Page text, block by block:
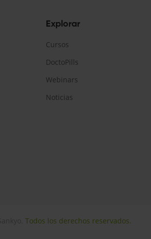
Explorar
Cursos
DoctoPills
Webinars
Noticias
Todos los derechos reservados.